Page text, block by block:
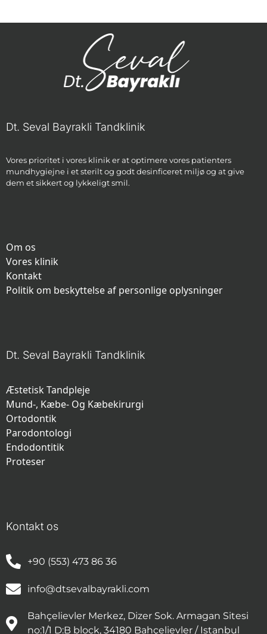
Dt. Seval Bayrakli Tandklinik
Vores prioritet i vores klinik er at optimere vores patienters
mundhygiejne i et sterilt og godt desinficeret miljø og at give
dem et sikkert og lykkeligt smil.
Om os
Vores klinik
Kontakt
Politik om beskyttelse af personlige oplysninger
Dt. Seval Bayrakli Tandklinik
Æstetisk Tandpleje
Mund-, Kæbe- Og Kæbekirurgi
Ortodontik
Parodontologi
Endodontitik
Proteser
Kontakt os
+90 (553) 473 86 36
info@dtsevalbayrakli.com
Bahçelievler Merkez, Dizer Sok. Armagan Sitesi
no:1/1 D:B block, 34180 Bahçelievler / Istanbul